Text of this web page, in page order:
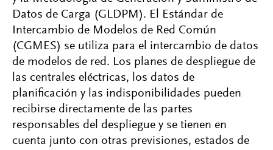
Datos de Carga (GLDPM). El Estándar de
Intercambio de Modelos de Red Común
(CGMES) se utiliza para el intercambio de datos
de modelos de red. Los planes de despliegue de
las centrales eléctricas, los datos de
planificación y las indisponibilidades pueden
recibirse directamente de las partes
responsables del despliegue y se tienen en
cuenta junto con otras previsiones, estados de